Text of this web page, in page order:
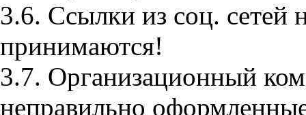
3.6. Ссылки из соц. сетей
принимаются!
3.7. Организационный
неправильно